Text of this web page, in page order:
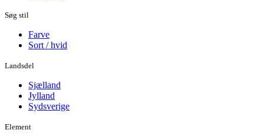
Søg stil
Farve
Sort / hvid
Landsdel
Sjælland
Jylland
Sydsverige
Element